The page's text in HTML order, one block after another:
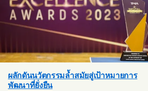
ผลักดันนวัตกรรมล้ำสมัยสู่เป้าหมายการ
พัฒนาที่ยั่งยืน